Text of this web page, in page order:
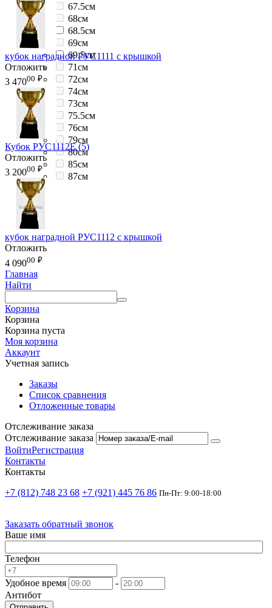
67.5см
68см
68.5см
69см
69.5см
71см
72см
74см
73см
75.5см
76см
79см
80см
85см
87см
кубок наградной РУС1111 с крышкой
Отложить
3 47000 ₽
Кубок РУС1112E (5)
Отложить
3 20000 ₽
кубок наградной РУС1112 с крышкой
Отложить
4 09000 ₽
Главная
Найти
Корзина
Корзина
Корзина пуста
Моя корзина
Аккаунт
Учетная запись
Заказы
Список сравнения
Отложенные товары
Отслеживание заказа
Отслеживание заказа
ВойтиРегистрация
Контакты
Контакты
+7 (812) 748 23 68 +7 (921) 445 76 86 Пн-Пт: 9:00-18:00
Заказать обратный звонок
Ваше имя
Телефон
Удобное время
-
Антибот